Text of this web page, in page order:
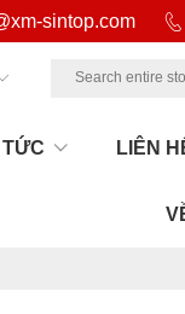
sintop.com 
LIÊN
Trưng bày cửa